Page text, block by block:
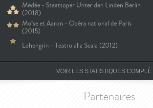
Médée - Staatsoper Unter den Linden Berlin
(2018)
Moïse et Aaron - Opéra national de Paris
(2015)
Lohengrin - Teatro alla Scala (2012)
VOIR LES STATISTIQUES
Partenaires